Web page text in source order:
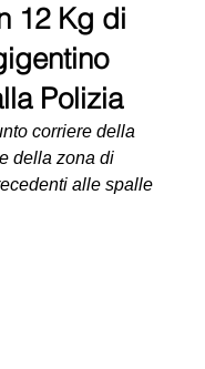
12 Kg di
Polizia
corriere della
della zona di
alle spalle